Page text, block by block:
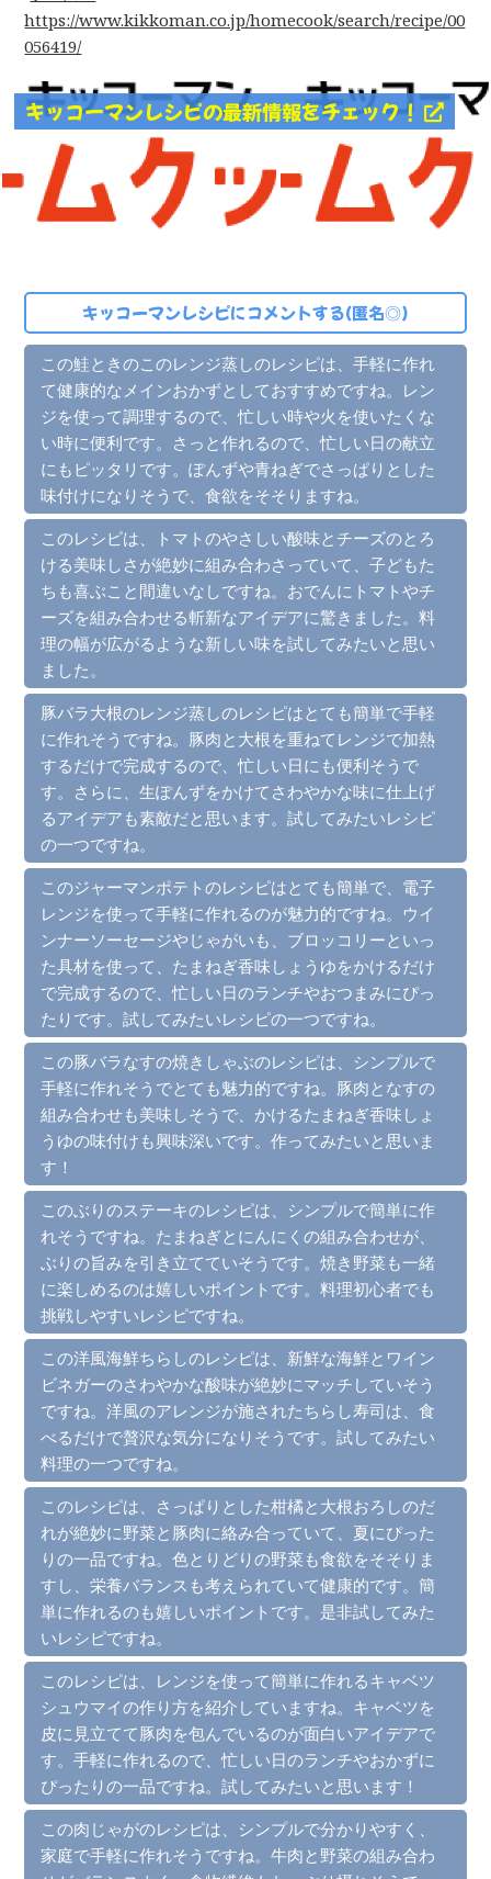
https://www.kikkoman.co.jp/homecook/search/recipe/00
056419/
キッコーマンレシピの最新情報をチェック！
キッコーマンレシピにコメントする(匿名◎)
この鮭ときのこのレンジ蒸しのレシピは、手軽に作れ
て健康的なメインおかずとしておすすめですね。レン
ジを使って調理するので、忙しい時や火を使いたくな
い時に便利です。さっと作れるので、忙しい日の献立
にもピッタリです。ぽんずや青ねぎでさっぱりとした
味付けになりそうで、食欲をそそりますね。
このレシピは、トマトのやさしい酸味とチーズのとろ
ける美味しさが絶妙に組み合わさっていて、子どもた
ちも喜ぶこと間違いなしですね。おでんにトマトやチ
ーズを組み合わせる斬新なアイデアに驚きました。料
理の幅が広がるような新しい味を試してみたいと思い
ました。
豚バラ大根のレンジ蒸しのレシピはとても簡単で手軽
に作れそうですね。豚肉と大根を重ねてレンジで加熱
するだけで完成するので、忙しい日にも便利そうで
す。さらに、生ぽんずをかけてさわやかな味に仕上げ
るアイデアも素敵だと思います。試してみたいレシピ
の一つですね。
このジャーマンポテトのレシピはとても簡単で、電子
レンジを使って手軽に作れるのが魅力的ですね。ウイ
ンナーソーセージやじゃがいも、ブロッコリーといっ
た具材を使って、たまねぎ香味しょうゆをかけるだけ
で完成するので、忙しい日のランチやおつまみにぴっ
たりです。試してみたいレシピの一つですね。
この豚バラなすの焼きしゃぶのレシピは、シンプルで
手軽に作れそうでとても魅力的ですね。豚肉となすの
組み合わせも美味しそうで、かけるたまねぎ香味しょ
うゆの味付けも興味深いです。作ってみたいと思いま
す！
このぶりのステーキのレシピは、シンプルで簡単に作
れそうですね。たまねぎとにんにくの組み合わせが、
ぶりの旨みを引き立てていそうです。焼き野菜も一緒
に楽しめるのは嬉しいポイントです。料理初心者でも
挑戦しやすいレシピですね。
この洋風海鮮ちらしのレシピは、新鮮な海鮮とワイン
ビネガーのさわやかな酸味が絶妙にマッチしていそう
ですね。洋風のアレンジが施されたちらし寿司は、食
べるだけで贅沢な気分になりそうです。試してみたい
料理の一つですね。
このレシピは、さっぱりとした柑橘と大根おろしのだ
れが絶妙に野菜と豚肉に絡み合っていて、夏にぴった
りの一品ですね。色とりどりの野菜も食欲をそそりま
すし、栄養バランスも考えられていて健康的です。簡
単に作れるのも嬉しいポイントです。是非試してみた
いレシピですね。
このレシピは、レンジを使って簡単に作れるキャベツ
シュウマイの作り方を紹介していますね。キャベツを
皮に見立てて豚肉を包んでいるのが面白いアイデアで
す。手軽に作れるので、忙しい日のランチやおかずに
ぴったりの一品ですね。試してみたいと思います！
この肉じゃがのレシピは、シンプルで分かりやすく、
家庭で手軽に作れそうですね。牛肉と野菜の組み合わ